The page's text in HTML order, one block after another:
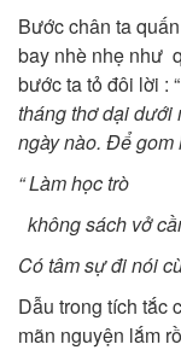
Bước chân ta
bay nhè nhẹ như
bước ta tỏ đôi lời : “
tháng thơ dại dưới
ngày nào. Để gom
“ Làm học trò
không sách vở
Có tâm sự đi nói
Dẫu trong tích tắc
mãn nguyện lắm